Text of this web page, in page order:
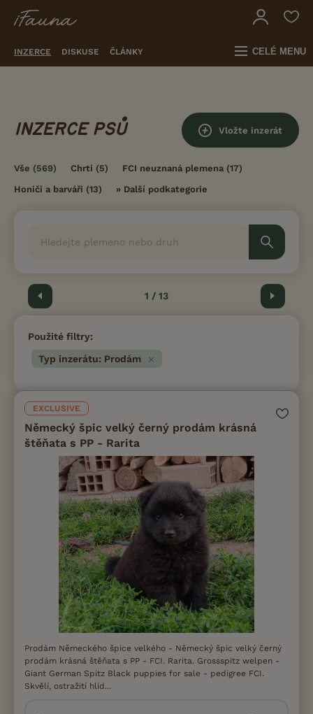
INZERCE DISKUSE ČLÁNKY CELÉ MENU
INZERCE PSŮ Vložte inzerát
Vše (569) Chrti (5) FCI neuznaná plemena (17)
Honiči a barváři (13) » Další podkategorie
Předchozí 1 / 13 Další
Použité filtry:
Typ inzerátu: Prodám
EXCLUSIVE
Německý špic velký černý prodám krásná
štěňata s PP - Rarita
Prodám Německého špice velkého - Německý špic velký černý
prodám krásná štěňata s PP - FCI. Rarita. Grossspitz welpen -
Giant German Spitz Black puppies for sale - pedigree FCI.
Skvělí, ostražití hlíd...